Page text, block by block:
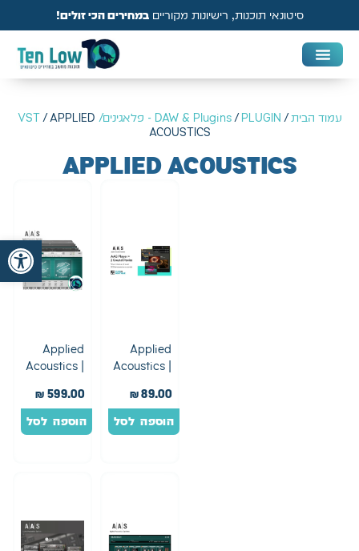
סיטונאי תוכנות, רישיונות מקורייםבמחירים הכי זולים!
עמוד הבית/
DAW & Plugins/PLUGIN - פלאגינים/ VST
/ APPLIED
ACOUSTICS
APPLIED ACOUSTICS
Applied
Acoustics |
+ 2 Choices
Of Sound
Packs
₪89.00
הוספה לסל
Applied
Acoustics |
Collection
Bundle
₪ 599.00
הוספה לסל